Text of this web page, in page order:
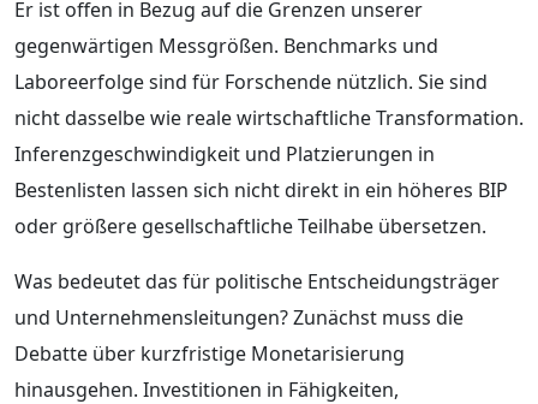
Er ist offen in Bezug auf die Grenzen unserer
gegenwärtigen Messgrößen. Benchmarks und
Laboreerfolge sind für Forschende nützlich. Sie sind
nicht dasselbe wie reale wirtschaftliche Transformation.
Inferenzgeschwindigkeit und Platzierungen in
Bestenlisten lassen sich nicht direkt in ein höheres BIP
oder größere gesellschaftliche Teilhabe übersetzen.
Was bedeutet das für politische Entscheidungsträger
und Unternehmensleitungen? Zunächst muss die
Debatte über kurzfristige Monetarisierung
hinausgehen. Investitionen in Fähigkeiten,